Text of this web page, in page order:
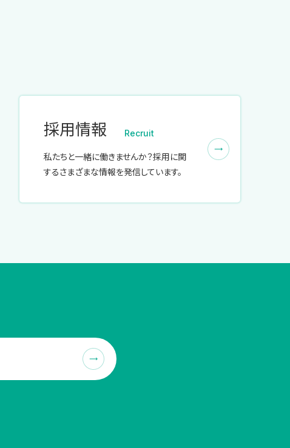
採用情報 Recruit
私たちと一緒に働きませんか？採用に関
するさまざまな情報を発信しています。